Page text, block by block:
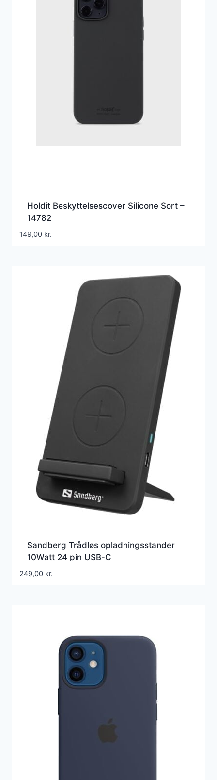
Holdit Beskyttelsescover Silicone Sort –
14782
149,00 kr.
Sandberg Trådløs opladningsstander
10Watt 24 pin USB-C
249,00 kr.